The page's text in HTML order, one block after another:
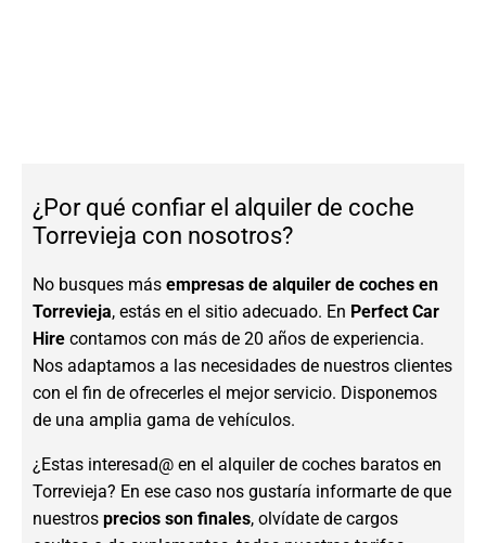
¿Por qué confiar el alquiler de coche
Torrevieja con nosotros?
No busques más empresas de alquiler de coches en
Torrevieja, estás en el sitio adecuado. En Perfect Car
Hire contamos con más de 20 años de experiencia.
Nos adaptamos a las necesidades de nuestros clientes
con el fin de ofrecerles el mejor servicio. Disponemos
de una amplia gama de vehículos.
¿Estas interesad@ en el alquiler de coches baratos en
Torrevieja? En ese caso nos gustaría informarte de que
nuestros precios son finales, olvídate de cargos